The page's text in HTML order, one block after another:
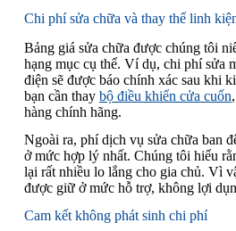
Chi phí sửa chữa và thay thế linh
Bảng giá sửa chữa được chúng tôi
hạng mục cụ thể. Ví dụ, chi phí sửa
điện sẽ được báo chính xác sau khi
bạn cần thay bộ điều khiển cửa cuốn
hàng chính hãng.
Ngoài ra, phí dịch vụ sửa chữa ban
ở mức hợp lý nhất. Chúng tôi hiểu
lại rất nhiều lo lắng cho gia chủ. Vì
được giữ ở mức hỗ trợ, không lợi
Cam kết không phát sinh chi phí